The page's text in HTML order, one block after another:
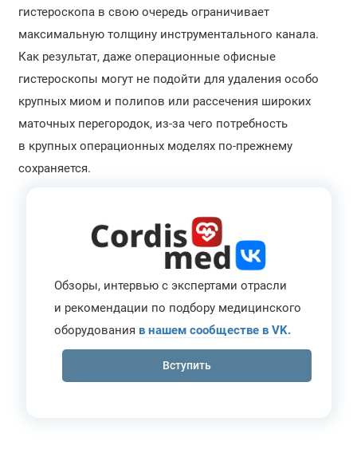
гистероскопа в свою очередь ограничивает
максимальную толщину инструментального канала.
Как результат, даже операционные офисные
гистероскопы могут не подойти для удаления особо
крупных миом и полипов или рассечения широких
маточных перегородок, из-за чего потребность
в крупных операционных моделях по-прежнему
сохраняется.
Обзоры, интервью с экспертами отрасли
и рекомендации по подбору медицинского
оборудования в нашем сообществе в VK.
Вступить